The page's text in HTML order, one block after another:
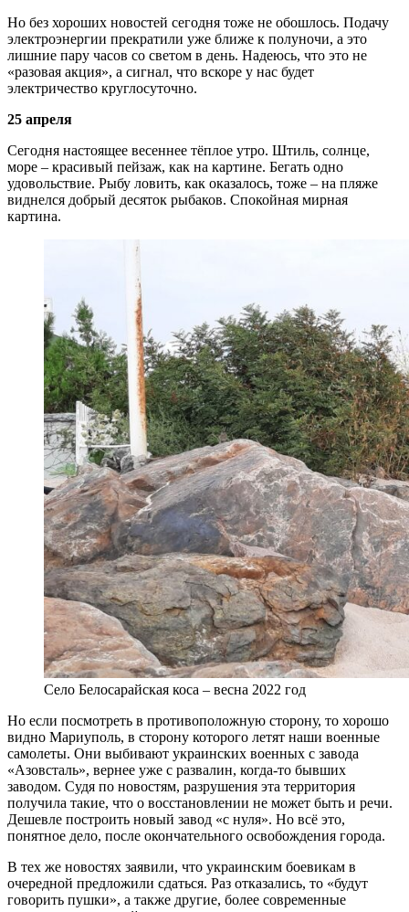
Но без хороших новостей сегодня тоже не обошлось. Подачу
электроэнергии прекратили уже ближе к полуночи, а это
лишние пару часов со светом в день. Надеюсь, что это не
«разовая акция», а сигнал, что вскоре у нас будет
электричество круглосуточно.
25 апреля
Сегодня настоящее весеннее тёплое утро. Штиль, солнце,
море – красивый пейзаж, как на картине. Бегать одно
удовольствие. Рыбу ловить, как оказалось, тоже – на пляже
виднелся добрый десяток рыбаков. Спокойная мирная
картина.
Село Белосарайская коса – весна 2022 год
Но если посмотреть в противоположную сторону, то хорошо
видно Мариуполь, в сторону которого летят наши военные
самолеты. Они выбивают украинских военных с завода
«Азовсталь», вернее уже с развалин, когда-то бывших
заводом. Судя по новостям, разрушения эта территория
получила такие, что о восстановлении не может быть и речи.
Дешевле построить новый завод «с нуля». Но всё это,
понятное дело, после окончательного освобождения города.
В тех же новостях заявили, что украинским боевикам в
очередной предложили сдаться. Раз отказались, то «будут
говорить пушки», а также другие, более современные